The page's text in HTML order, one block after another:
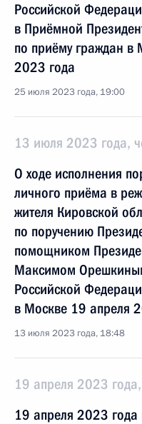
Российской
в Приёмной
по приёму граждан в
2023 года
25 июля 2023 года, 19:00
13 июля 2023 года,
О ходе исполнения
личного приёма в
жителя Кировской
по поручению
помощником
Максимом
Российской
в Москве 19 апреля
13 июля 2023 года, 18:48
19 апреля 2023
19 апреля 2023 года